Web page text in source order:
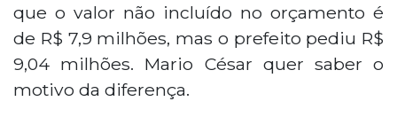
que o valor não incluído no orçamento é
de R$ 7,9 milhões, mas o prefeito pediu R$
9,04 milhões. Mario César quer saber o
motivo da diferença.